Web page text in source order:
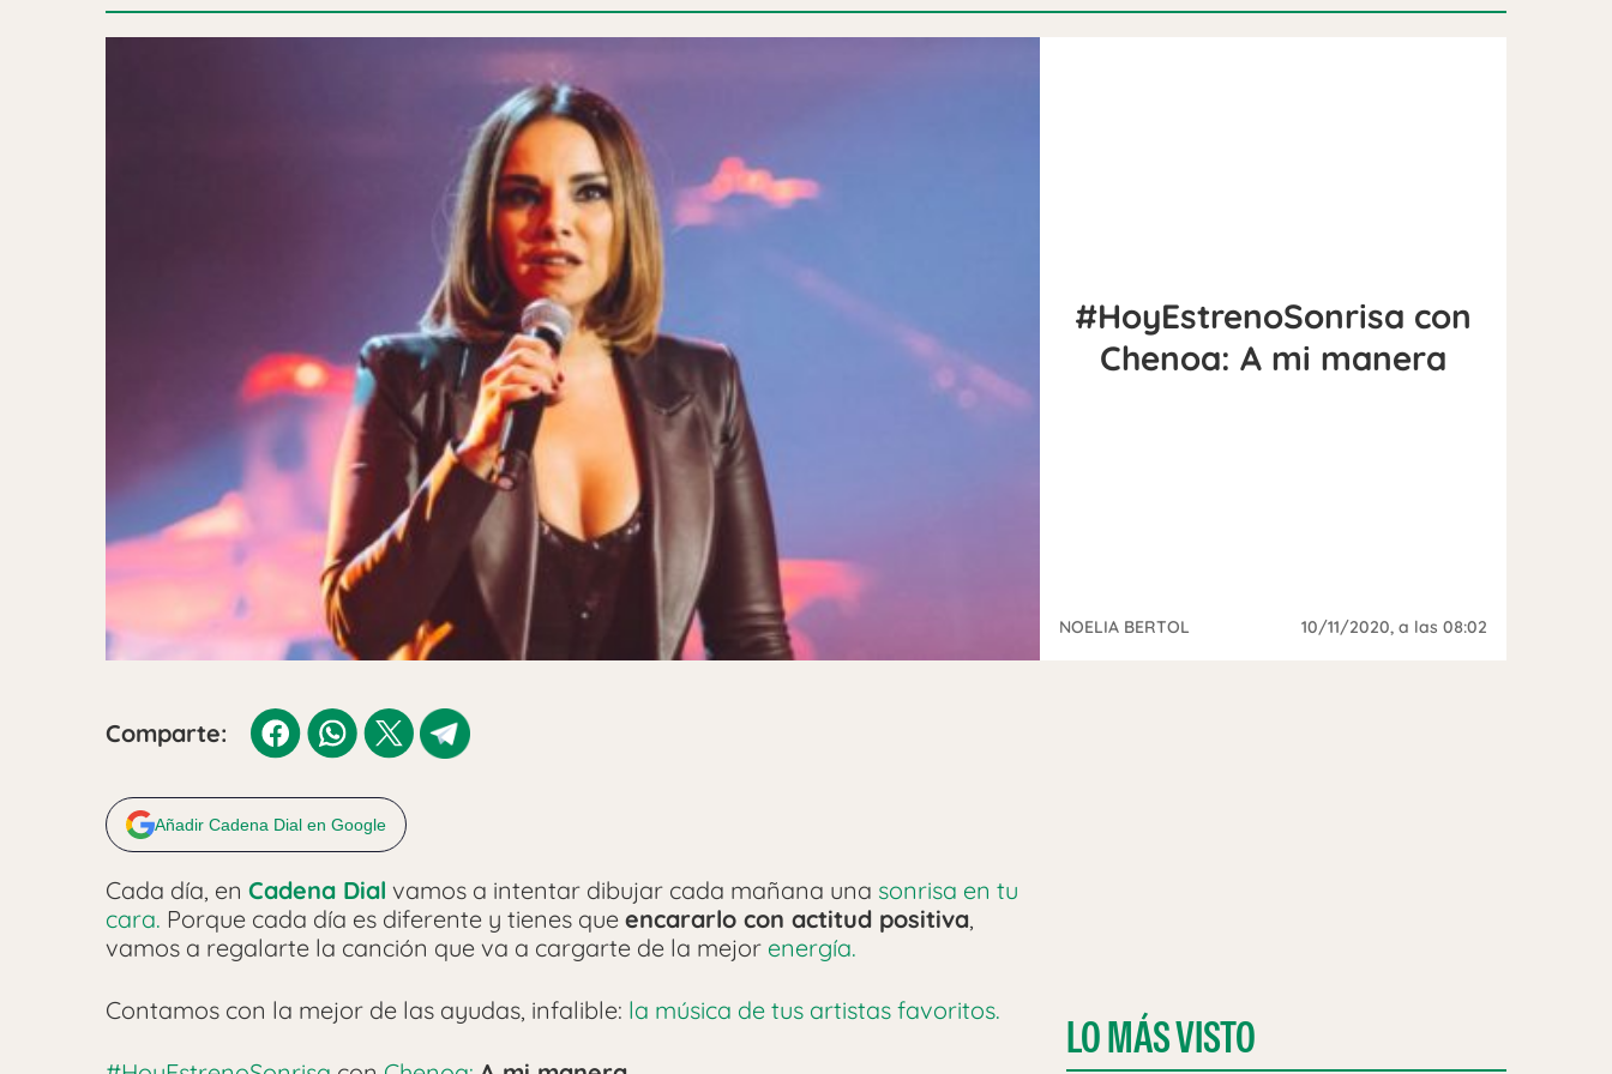
#HoyEstrenoSonrisa con
Chenoa: A mi manera
NOELIA BERTOL 10/11/2020, a las 08:02
Comparte:
Añadir Cadena Dial en Google
Cada día, en Cadena Dial vamos a intentar dibujar cada mañana una sonrisa en tu
cara. Porque cada día es diferente y tienes que encararlo con actitud positiva,
vamos a regalarte la canción que va a cargarte de la mejor energía.
Contamos con la mejor de las ayudas, infalible: la música de tus artistas favoritos. LO MÁS VISTO